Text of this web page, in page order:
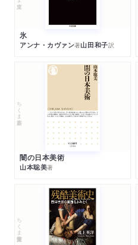
氷
アンナ・カヴァン著山田和子訳
ちくま新書
闇の日本美術
山本聡美著
ちくま学芸文庫